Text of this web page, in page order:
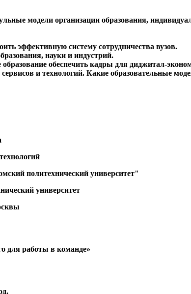
модели организации образования,
эффективную систему сотрудничества вузов.
науки и индустрий.
обеспечить кадры для диджитал-
и технологий. Какие образовательные
политехнический университет"
университет
для работы в команде»